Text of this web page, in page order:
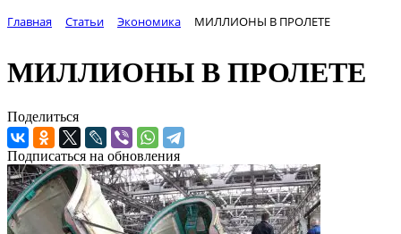
Главная Статьи Экономика МИЛЛИОНЫ В ПРОЛЕТЕ
МИЛЛИОНЫ В ПРОЛЕТЕ
Поделиться
Подписаться на обновления